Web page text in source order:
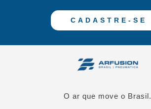
CADASTRE-SE
O ar que move o Brasil.